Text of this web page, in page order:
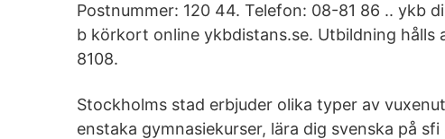
Postnummer: 120 44. Telefon: 08-81 86 .. ykb
b körkort online ykbdistans.se. Utbildning hålls
8108.
Stockholms stad erbjuder olika typer av
enstaka gymnasiekurser, lära dig svenska på